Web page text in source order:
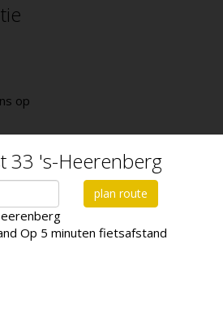
op
33 's-Heerenberg
plan route
Op 5 minuten fietsafstand